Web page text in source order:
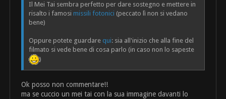
Il Mei Tai sembra perfetto per dare sostegno e mettere in
risalto i famosimissili fotonici (peccato lì non si vedano
bene)
Oppure potete guardare qui: sia all'inizio che alla fine del
filmato si vede bene di cosa parlo (in caso non lo sapeste
)
Ok posso non commentare!!
ma se cuccio un mei tai con la sua immagine davanti lo